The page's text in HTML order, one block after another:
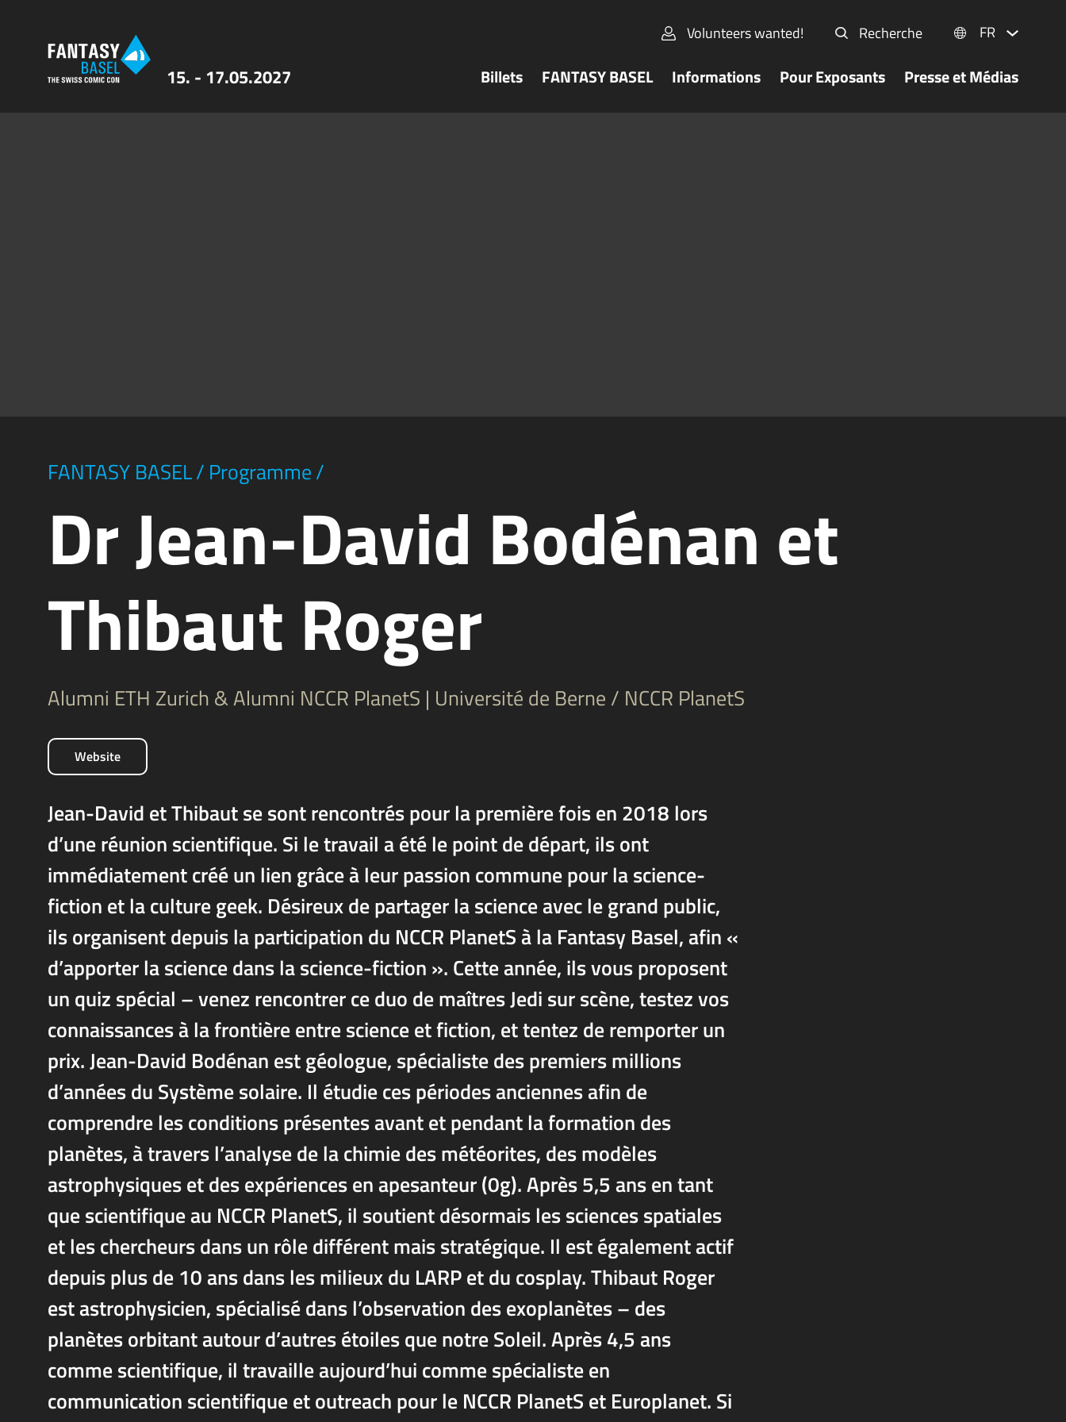
15. - 17.05.2027
Volunteers wanted! Recherche FR
Billets FANTASY BASEL Informations Pour Exposants Presse et Médias
FANTASY BASEL/ Programme/
Dr Jean-David Bodénan et
Thibaut Roger
Alumni ETH Zurich & Alumni NCCR PlanetS | Université de Berne / NCCR PlanetS
Website
Jean-David et Thibaut se sont rencontrés pour la première fois en 2018 lors
d’une réunion scientifique. Si le travail a été le point de départ, ils ont
immédiatement créé un lien grâce à leur passion commune pour la science-
fiction et la culture geek. Désireux de partager la science avec le grand public,
ils organisent depuis la participation du NCCR PlanetS à la Fantasy Basel, afin «
d’apporter la science dans la science-fiction ». Cette année, ils vous proposent
un quiz spécial – venez rencontrer ce duo de maîtres Jedi sur scène, testez vos
connaissances à la frontière entre science et fiction, et tentez de remporter un
prix. Jean-David Bodénan est géologue, spécialiste des premiers millions
d’années du Système solaire. Il étudie ces périodes anciennes afin de
comprendre les conditions présentes avant et pendant la formation des
planètes, à travers l’analyse de la chimie des météorites, des modèles
astrophysiques et des expériences en apesanteur (0g). Après 5,5 ans en tant
que scientifique au NCCR PlanetS, il soutient désormais les sciences spatiales
et les chercheurs dans un rôle différent mais stratégique. Il est également actif
depuis plus de 10 ans dans les milieux du LARP et du cosplay. Thibaut Roger
est astrophysicien, spécialisé dans l’observation des exoplanètes – des
planètes orbitant autour d’autres étoiles que notre Soleil. Après 4,5 ans
comme scientifique, il travaille aujourd’hui comme spécialiste en
communication scientifique et outreach pour le NCCR PlanetS et Europlanet. Si